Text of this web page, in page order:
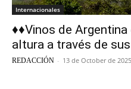
Internacionales
♦♦Vinos de
altura a través de
REDACCIÓN - 13 de October de 2025